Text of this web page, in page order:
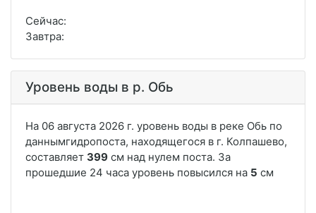
Сейчас:
Завтра:
Уровень воды в р. Обь